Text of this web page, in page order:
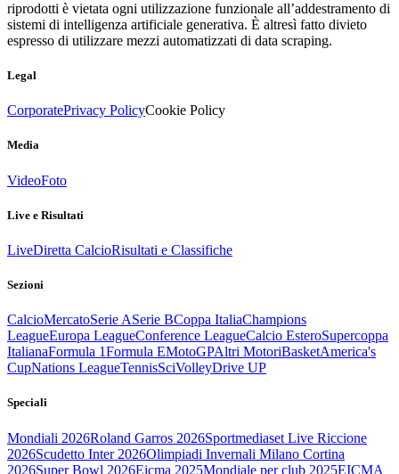
riprodotti è vietata ogni utilizzazione funzionale all’addestramento di
sistemi di intelligenza artificiale generativa. È altresì fatto divieto
espresso di utilizzare mezzi automatizzati di data scraping.
Legal
CorporatePrivacy PolicyCookie Policy
Media
VideoFoto
Live e Risultati
LiveDiretta CalcioRisultati e Classifiche
Sezioni
CalcioMercatoSerie ASerie BCoppa ItaliaChampions
LeagueEuropa LeagueConference LeagueCalcio EsteroSupercoppa
ItalianaFormula 1Formula EMotoGPAltri MotoriBasketAmerica's
CupNations LeagueTennisSciVolleyDrive UP
Speciali
Mondiali 2026Roland Garros 2026Sportmediaset Live Riccione
2026Scudetto Inter 2026Olimpiadi Invernali Milano Cortina
2026Super Bowl 2026Eicma 2025Mondiale per club 2025EICMA